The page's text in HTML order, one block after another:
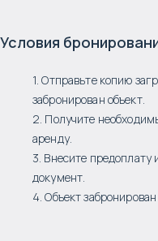
Условия
1. Отправьте копию
забронирован объект.
2. Получите
аренду.
3. Внесите
документ.
4. Объект